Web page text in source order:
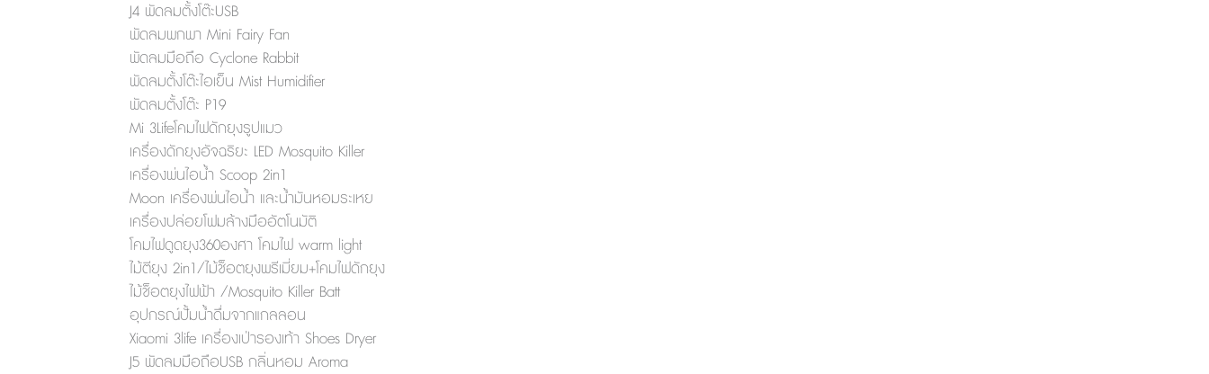
J4 พัดลมตั้งโต๊ะUSB
พัดลมพกพา Mini Fairy Fan
พัดลมมือถือ Cyclone Rabbit
พัดลมตั้งโต๊ะไอเย็น Mist Humidifier
พัดลมตั้งโต๊ะ P19
Mi 3Lifeโคมไฟดักยุงรูปแมว
เครื่องดักยุงอัจฉริยะ LED Mosquito Killer
เครื่องพ่นไอน้ำ Scoop 2in1
Moon เครื่องพ่นไอน้ำ และน้ำมันหอมระเหย
เครื่องปล่อยโฟมล้างมืออัตโนมัติ
โคมไฟดูดยุง360องศา โคมไฟ warm light
ไม้ตียุง 2in1/ไม้ช็อตยุงพรีเมี่ยม+โคมไฟดักยุง
ไม้ช็อตยุงไฟฟ้า /Mosquito Killer Batt
อุปกรณ์ปั้มน้ำดื่มจากแกลลอน
Xiaomi 3life เครื่องเป่ารองเท้า Shoes Dryer
J5 พัดลมมือถือUSB กลิ่นหอม Aroma